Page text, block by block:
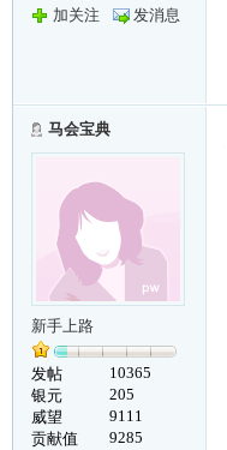
加关注
发消息
马会宝典
新手上路
发帖
10365
银元
205
威望
9111
贡献值
9285